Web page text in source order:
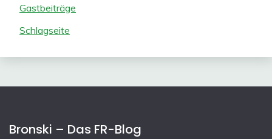
Gastbeiträge
Schlagseite
Bronski – Das FR-Blog